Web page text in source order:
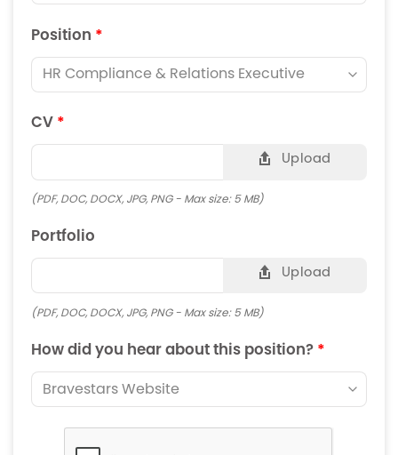
Position *
CV *
Upload
(PDF, DOC, DOCX, JPG, PNG - Max size: 5 MB)
Portfolio
Upload
(PDF, DOC, DOCX, JPG, PNG - Max size: 5 MB)
How did you hear about this position? *